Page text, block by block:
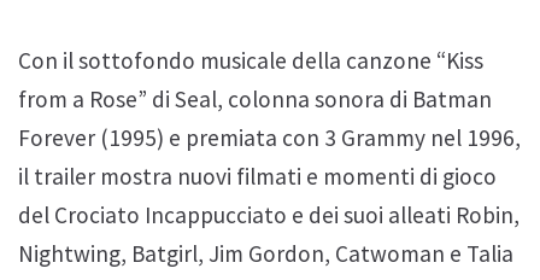
Con il sottofondo musicale della canzone “Kiss
from a Rose” di Seal, colonna sonora di Batman
Forever (1995) e premiata con 3 Grammy nel 1996,
il trailer mostra nuovi filmati e momenti di gioco
del Crociato Incappucciato e dei suoi alleati Robin,
Nightwing, Batgirl, Jim Gordon, Catwoman e Talia